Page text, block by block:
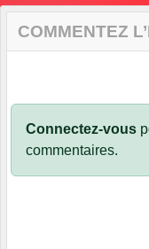
COMMENTEZ
Connectez-vous
commentaires.